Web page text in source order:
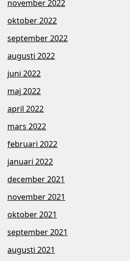
november 2022
oktober 2022
september 2022
augusti 2022
juni 2022
maj 2022
april 2022
mars 2022
februari 2022
januari 2022
december 2021
november 2021
oktober 2021
september 2021
augusti 2021